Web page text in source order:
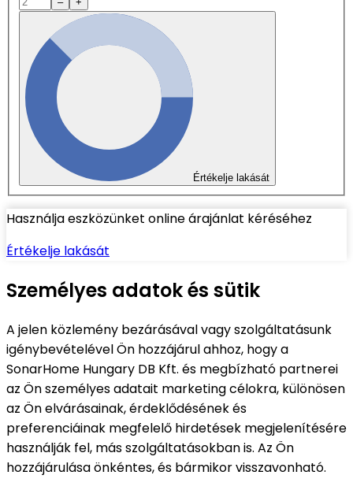
Értékelje lakását
Használja eszközünket online árajánlat kéréséhez
Értékelje lakását
Személyes adatok és sütik
A jelen közlemény bezárásával vagy szolgáltatásunk
igénybevételével Ön hozzájárul ahhoz, hogy a
SonarHome Hungary DB Kft. és megbízható partnerei
az Ön személyes adatait marketing célokra, különösen
az Ön elvárásainak, érdeklődésének és
preferenciáinak megfelelő hirdetések megjelenítésére
használják fel, más szolgáltatásokban is. Az Ön
hozzájárulása önkéntes, és bármikor visszavonható.